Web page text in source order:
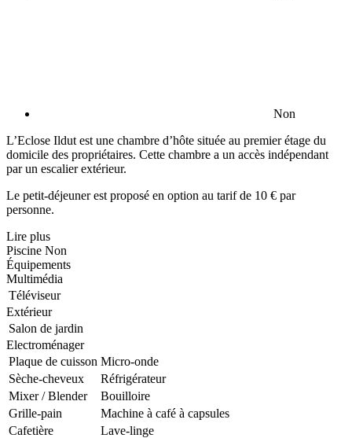
Non
L’Eclose Ildut est une chambre d’hôte située au premier étage du
domicile des propriétaires. Cette chambre a un accès indépendant
par un escalier extérieur.
Le petit-déjeuner est proposé en option au tarif de 10 € par
personne.
Lire plus
Piscine Non
Équipements
Multimédia
Téléviseur
Extérieur
Salon de jardin
Electroménager
Plaque de cuisson Micro-onde
Sèche-cheveux
Réfrigérateur
Mixer / Blender
Bouilloire
Grille-pain
Machine à café à capsules
Cafetière
Lave-linge